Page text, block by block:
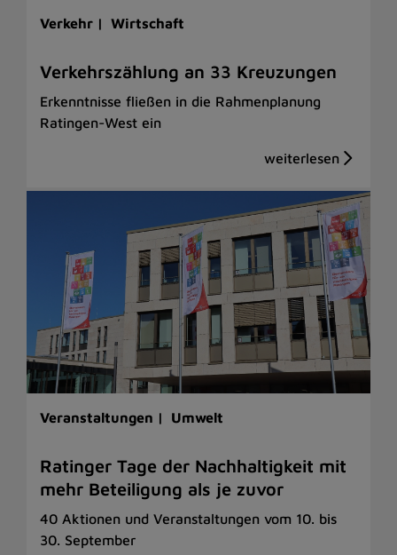
Verkehr | Wirtschaft
Verkehrszählung an 33 Kreuzungen
Erkenntnisse fließen in die Rahmenplanung
Ratingen-West ein
Veranstaltungen | Umwelt
Ratinger Tage der Nachhaltigkeit mit
mehr Beteiligung als je zuvor
40 Aktionen und Veranstaltungen vom 10. bis
30. September